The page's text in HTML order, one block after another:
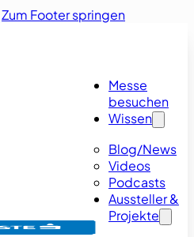
Zum Footer springen
Messe
besuchen
Wissen
Blog/News
Videos
Podcasts
Aussteller &
Projekte